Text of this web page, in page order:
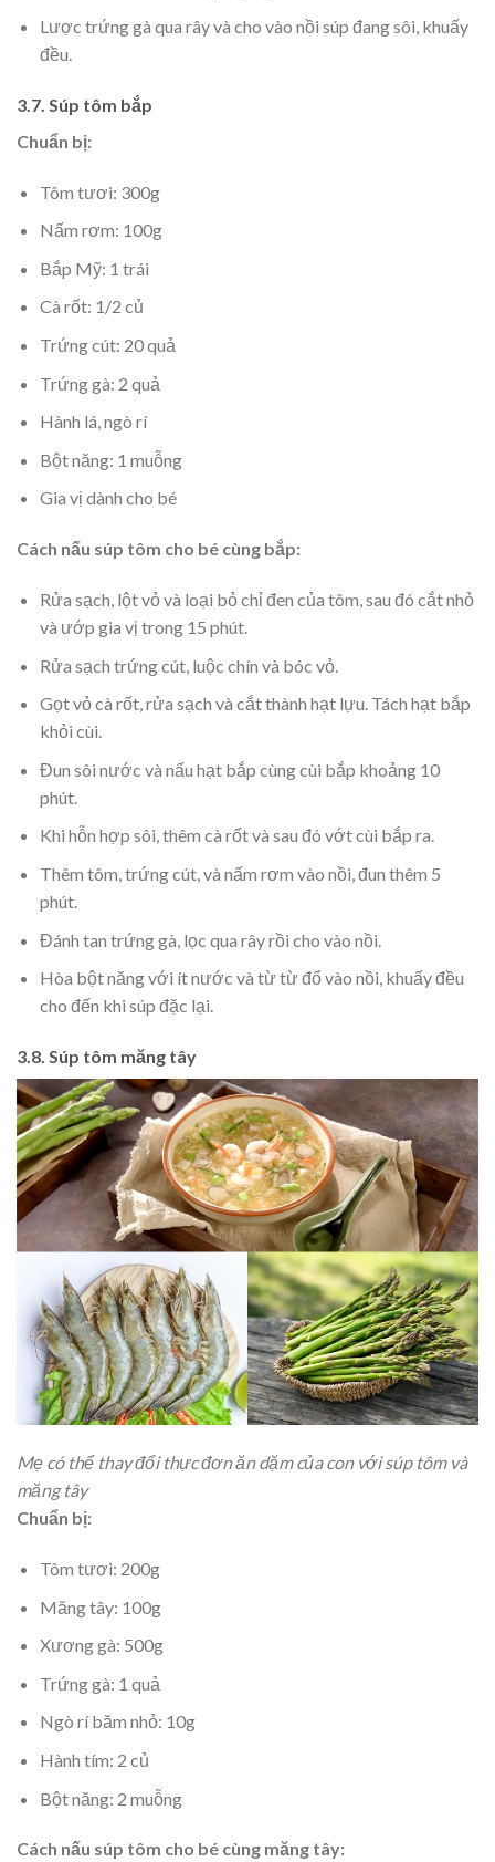
Lược trứng gà qua rây và cho vào nồi súp đang sôi, khuấy
đều.
3.7. Súp tôm bắp
Chuẩn bị:
Tôm tươi: 300g
Nấm rơm: 100g
Bắp Mỹ: 1 trái
Cà rốt: 1/2 củ
Trứng cút: 20 quả
Trứng gà: 2 quả
Hành lá, ngò rí
Bột năng: 1 muỗng
Gia vị dành cho bé
Cách nấu súp tôm cho bé cùng bắp:
Rửa sạch, lột vỏ và loại bỏ chỉ đen của tôm, sau đó cắt nhỏ
và ướp gia vị trong 15 phút.
Rửa sạch trứng cút, luộc chín và bóc vỏ.
Gọt vỏ cà rốt, rửa sạch và cắt thành hạt lựu. Tách hạt bắp
khỏi cùi.
Đun sôi nước và nấu hạt bắp cùng cùi bắp khoảng 10
phút.
Khi hỗn hợp sôi, thêm cà rốt và sau đó vớt cùi bắp ra.
Thêm tôm, trứng cút, và nấm rơm vào nồi, đun thêm 5
phút.
Đánh tan trứng gà, lọc qua rây rồi cho vào nồi.
Hòa bột năng với ít nước và từ từ đổ vào nồi, khuấy đều
cho đến khi súp đặc lại.
3.8. Súp tôm măng tây
Mẹ có thể thay đổi thực đơn ăn dặm của con với súp tôm và
măng tây
Chuẩn bị:
Tôm tươi: 200g
Măng tây: 100g
Xương gà: 500g
Trứng gà: 1 quả
Ngò rí băm nhỏ: 10g
Hành tím: 2 củ
Bột năng: 2 muỗng
Cách nấu súp tôm cho bé cùng măng tây: